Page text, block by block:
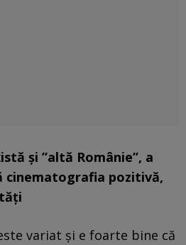
și ”altă Românie’’, a
cinematografia pozitivă,
variat și e foarte bine că